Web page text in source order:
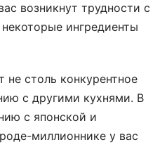
возникнут трудности с
ингредиенты
не столь конкурентное
с другими кухнями. В
с японской и
миллионнике у вас